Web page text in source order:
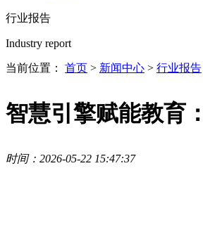
行业报告
Industry report
当前位置： 首页 > 新闻中心 > 行业报告
智慧引擎赋能教育
时间：2026-05-22 15:47:37